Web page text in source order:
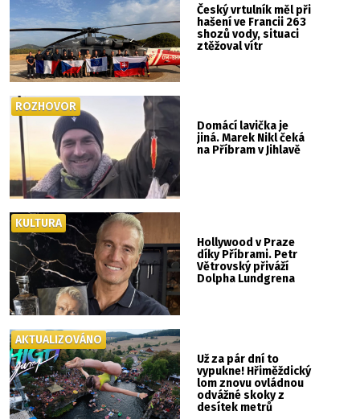
Český vrtulník měl při
hašení ve Francii 263
shozů vody, situaci
ztěžoval vítr
Domácí lavička je
jiná. Marek Nikl čeká
na Příbram v Jihlavě
ROZHOVOR
Hollywood v Praze
díky Příbrami. Petr
Větrovský přiváží
Dolpha Lundgrena
KULTURA
Už za pár dní to
vypukne! Hřiměždický
lom znovu ovládnou
odvážné skoky z
desítek metrů
AKTUALIZOVÁNO